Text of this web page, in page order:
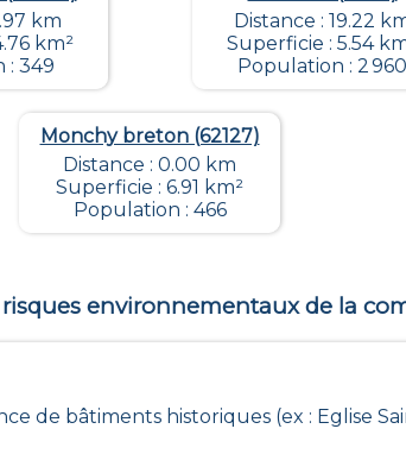
km
km²
: 349
Distance : 19.22
Superficie : 5.54
Population : 2 960
Monchy breton (62127)
Distance : 0.00 km
Superficie : 6.91 km²
Population : 466
environnementaux de la
de bâtiments historiques (ex : Eglise